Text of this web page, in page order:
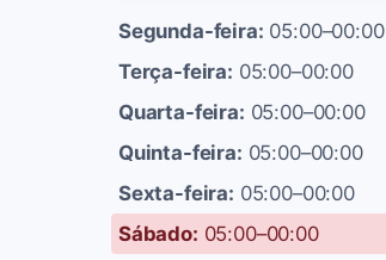
Segunda-feira: 05:00–00:00
Terça-feira: 05:00–00:00
Quarta-feira: 05:00–00:00
Quinta-feira: 05:00–00:00
Sexta-feira: 05:00–00:00
Sábado: 05:00–00:00